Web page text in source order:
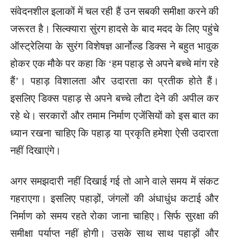
संवेदनशील इलाकों में चल रही हैं उन सबकी समीक्षा करने की
जरूरत है। सिल्क्यारा सुंरग हादसे के बाद मदद के लिए पहुंचे
ऑस्ट्रेलिया के सुरंग विशेषज्ञ आर्नोल्ड डिक्स ने बहुत भावुक
होकर एक मौके पर कहा कि ‘हम पहाड़ से अपने बच्चे मांग रहे
हैं’। पहाड़ विशालता और उदारता का प्रतीक होते हैं।
इसलिए डिक्स पहाड़ से अपने बच्चे लौटा देने की अपील कर
रहे थे। सरकारों और तमाम निर्माण एजेंसियों को इस बात का
ध्यान रखना चाहिए कि पहाड़ या प्रकृति हमेशा ऐसी उदारता
नहीं दिखाएंगे।
अगर समझदारी नहीं दिखाई गई तो आने वाले समय में संकट
गहराएगा। इसलिए पहाड़ों, जंगलों की अंधाधुंध कटाई और
निर्माण को समय रहते रोका जाना चाहिए। सिर्फ सुरक्षा की
समीक्षा पर्याप्त नहीं होगी। उसके साथ साथ पहाड़ों और